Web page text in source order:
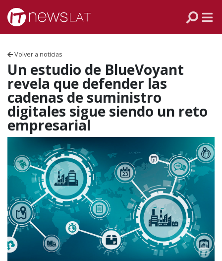
Skip to content
Volver a noticias
Un estudio de BlueVoyant
revela que defender las
cadenas de suministro
digitales sigue siendo un reto
empresarial
VENEZUELA
ECUADOR
PERÚ
CHILE
ARGENTINA
MÉXICO